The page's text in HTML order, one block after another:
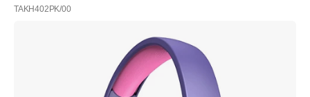
TAKH402PK/00